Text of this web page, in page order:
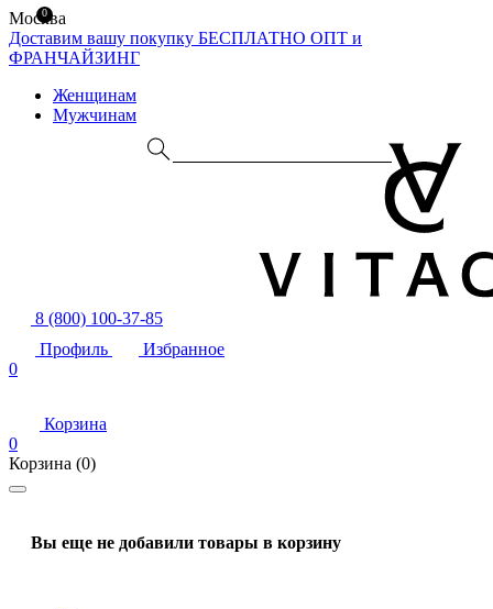
Москва
Доставим вашу покупку БЕСПЛАТНО ОПТ и
ФРАНЧАЙЗИНГ
Женщинам
Мужчинам
8 (800) 100-37-85
Профиль
Избранное
0
Корзина
0
Корзина (0)
Вы еще не добавили товары в корзину
0